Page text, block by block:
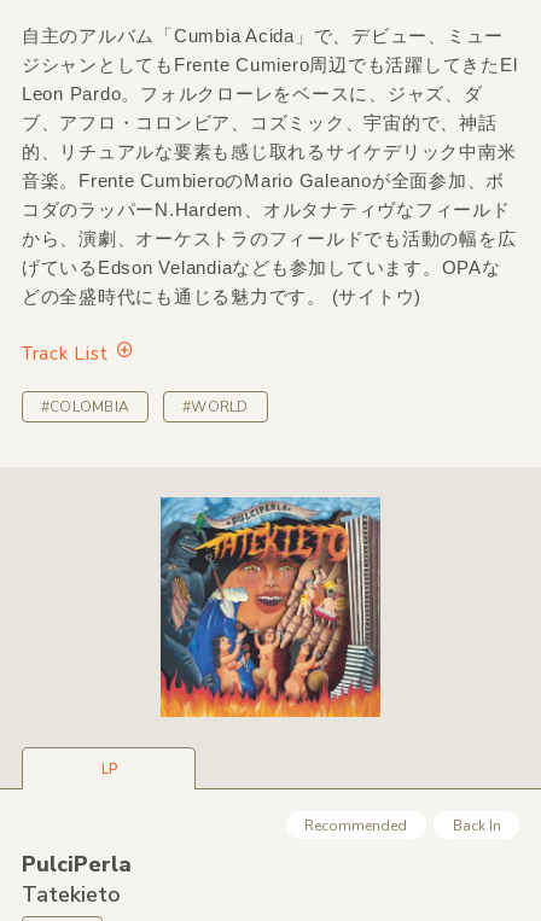
自主のアルバム「Cumbia Acida」で、デビュー、ミュー
ジシャンとしてもFrente Cumiero周辺でも活躍してきたEl
Leon Pardo。フォルクローレをベースに、ジャズ、ダ
ブ、アフロ・コロンビア、コズミック、宇宙的で、神話
的、リチュアルな要素も感じ取れるサイケデリック中南米
音楽。Frente CumbieroのMario Galeanoが全面参加、ボ
コダのラッパーN.Hardem、オルタナティヴなフィールド
から、演劇、オーケストラのフィールドでも活動の幅を広
げているEdson Velandiaなども参加しています。OPAな
どの全盛時代にも通じる魅力です。 (サイトウ)
Track List
#COLOMBIA #WORLD
LP
Recommended Back In
PulciPerla
Tatekieto